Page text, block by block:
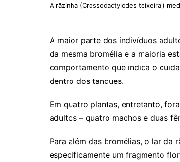
A rãzinha (Crossodactylodes teixeirai)
A maior parte dos indivíduos
da mesma bromélia e a maioria
comportamento que indica o
dentro dos tanques.
Em quatro plantas, entretanto,
adultos – quatro machos e duas
Para além das bromélias, o lar da
especificamente um fragmento